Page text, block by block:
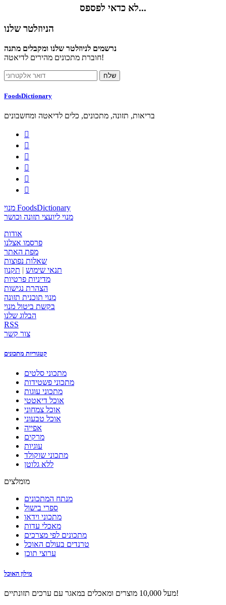
לא כדאי לפספס...
הניוזלטר שלנו
נרשמים לניוזלטר שלנו ומקבלים מתנה
חוברת מתכונים מהירים לדיאטה!
FoodsDictionary
בריאות, תזונה, מתכונים, כלים לדיאטה ומחשבונים






מנוי FoodsDictionary
מנוי ליועצי תזונה וכושר
אודות
פרסמו אצלנו
מפת האתר
שאלות נפוצות
תנאי שימוש | תקנון
מדיניות פרטיות
הצהרת נגישות
מנוי תוכנית תזונה
בקשת ביטול מנוי
הבלוג שלנו
RSS
צור קשר
קטגוריות מתכונים
מתכוני סלטים
מתכוני פשטידות
מתכוני עוגות
אוכל דיאטטי
אוכל צמחוני
אוכל טבעוני
אפייה
מרקים
עוגיות
מתכוני שוקולד
ללא גלוטן
מומלצים
מנתח המתכונים
ספרי בישול
מתכוני וידאו
מאכלי עדות
מתכונים לפי מצרכים
טרנדים בעולם האוכל
ערוצי תוכן
מילון האוכל
מעל 10,000 מוצרים ומאכלים במאגר עם ערכים תזונתיים!